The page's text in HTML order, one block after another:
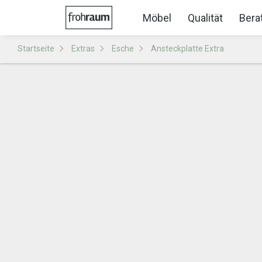
Möbel Qualität
Startseite Extras Esche Ansteckplatte Extra